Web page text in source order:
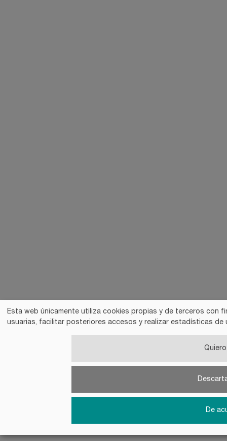
Esta web únicamente utiliza cookies propias y de terceros con
usuarias, facilitar posteriores accesos y realizar estadísticas
De